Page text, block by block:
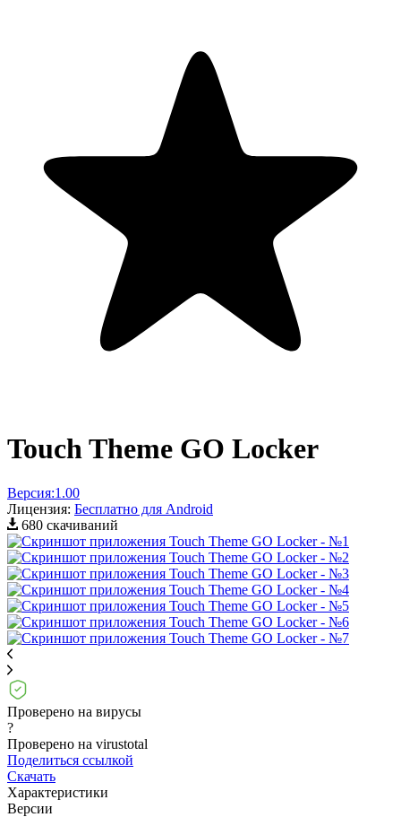
Touch Theme GO Locker
Версия:1.00
Лицензия: Бесплатно для Android
680 скачиваний
Проверено на вирусы
?
Проверено на virustotal
Поделиться ссылкой
Скачать
Характеристики
Версии